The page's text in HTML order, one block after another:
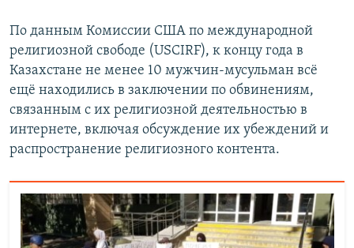
По данным Комиссии США по международной
религиозной свободе (USCIRF), к концу года в
Казахстане не менее 10 мужчин-мусульман всё
ещё находились в заключении по обвинениям,
связанным с их религиозной деятельностью в
интернете, включая обсуждение их убеждений и
распространение религиозного контента.